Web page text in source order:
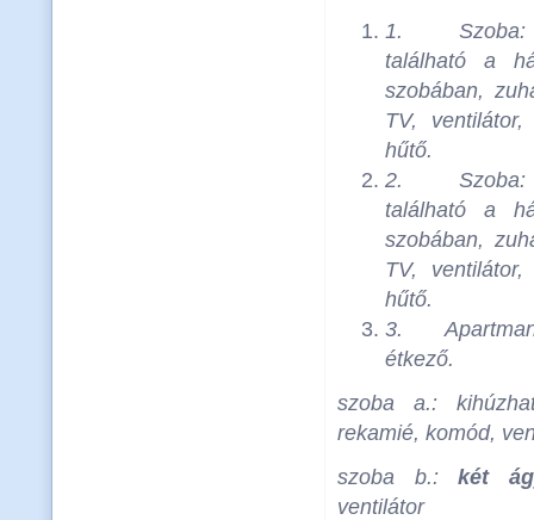
1.
található a
szobában,
TV,
hűtő.
2.
található a
szobában,
TV,
hűtő.
3.
étkező.
szoba a.:
rekamié, komód,
szoba b.:két
ventilátor